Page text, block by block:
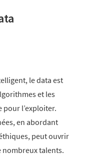
le data est
et les
l’exploiter.
en abordant
peut ouvrir
nombreux talents.